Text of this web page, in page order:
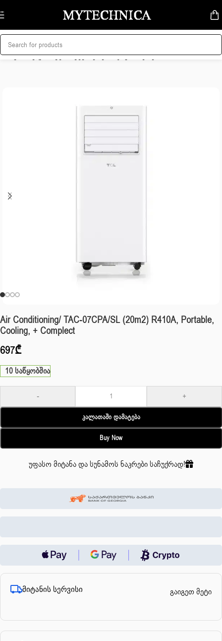
Skip to navigation
Skip to main content
მთავარი/კლიმატური ტექნიკა/კონდიციონერები
Air Conditioning/ TAC-07CPA/SL (20m2) R410A, Portable,
Cooling, + Complect
697₾
10 საწყობშია
- +
Კალათაში Დამატება
Buy Now
უფასო მიტანა და სუნამოს ნაკრები საჩუქრად!
მიტანის სერვისი გაიგეთ მეტი